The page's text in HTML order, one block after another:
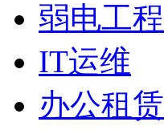
弱电工程
IT运维
办公租赁